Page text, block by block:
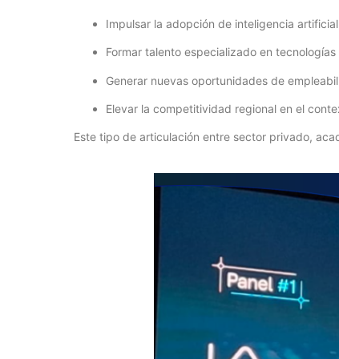
Impulsar la adopción de inteligencia
Formar talento especializado en
Generar nuevas oportunidades de
Elevar la competitividad regional en el
Este tipo de articulación entre sector privado,